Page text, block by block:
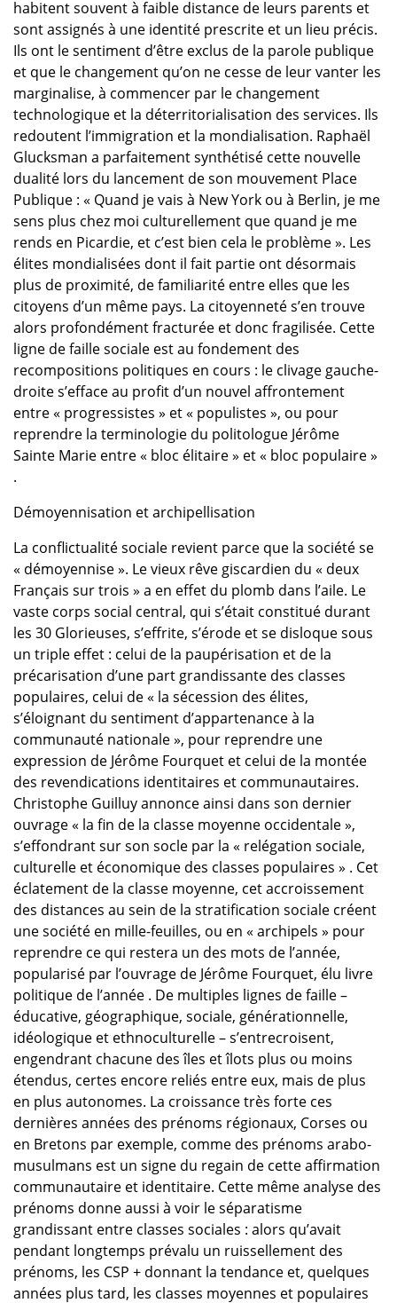
habitent souvent à faible distance de leurs parents et
sont assignés à une identité prescrite et un lieu précis.
Ils ont le sentiment d’être exclus de la parole publique
et que le changement qu’on ne cesse de leur vanter les
marginalise, à commencer par le changement
technologique et la déterritorialisation des services. Ils
redoutent l’immigration et la mondialisation. Raphaël
Glucksman a parfaitement synthétisé cette nouvelle
dualité lors du lancement de son mouvement Place
Publique : « Quand je vais à New York ou à Berlin, je me
sens plus chez moi culturellement que quand je me
rends en Picardie, et c’est bien cela le problème ». Les
élites mondialisées dont il fait partie ont désormais
plus de proximité, de familiarité entre elles que les
citoyens d’un même pays. La citoyenneté s’en trouve
alors profondément fracturée et donc fragilisée. Cette
ligne de faille sociale est au fondement des
recompositions politiques en cours : le clivage gauche-
droite s’efface au profit d’un nouvel affrontement
entre « progressistes » et « populistes », ou pour
reprendre la terminologie du politologue Jérôme
Sainte Marie entre « bloc élitaire » et « bloc populaire »
.
Démoyennisation et archipellisation
La conflictualité sociale revient parce que la société se
« démoyennise ». Le vieux rêve giscardien du « deux
Français sur trois » a en effet du plomb dans l’aile. Le
vaste corps social central, qui s’était constitué durant
les 30 Glorieuses, s’effrite, s’érode et se disloque sous
un triple effet : celui de la paupérisation et de la
précarisation d’une part grandissante des classes
populaires, celui de « la sécession des élites,
s’éloignant du sentiment d’appartenance à la
communauté nationale », pour reprendre une
expression de Jérôme Fourquet et celui de la montée
des revendications identitaires et communautaires.
Christophe Guilluy annonce ainsi dans son dernier
ouvrage « la fin de la classe moyenne occidentale »,
s’effondrant sur son socle par la « relégation sociale,
culturelle et économique des classes populaires » . Cet
éclatement de la classe moyenne, cet accroissement
des distances au sein de la stratification sociale créent
une société en mille-feuilles, ou en « archipels » pour
reprendre ce qui restera un des mots de l’année,
popularisé par l’ouvrage de Jérôme Fourquet, élu livre
politique de l’année . De multiples lignes de faille –
éducative, géographique, sociale, générationnelle,
idéologique et ethnoculturelle – s’entrecroisent,
engendrant chacune des îles et îlots plus ou moins
étendus, certes encore reliés entre eux, mais de plus
en plus autonomes. La croissance très forte ces
dernières années des prénoms régionaux, Corses ou
en Bretons par exemple, comme des prénoms arabo-
musulmans est un signe du regain de cette affirmation
communautaire et identitaire. Cette même analyse des
prénoms donne aussi à voir le séparatisme
grandissant entre classes sociales : alors qu’avait
pendant longtemps prévalu un ruissellement des
prénoms, les CSP + donnant la tendance et, quelques
années plus tard, les classes moyennes et populaires